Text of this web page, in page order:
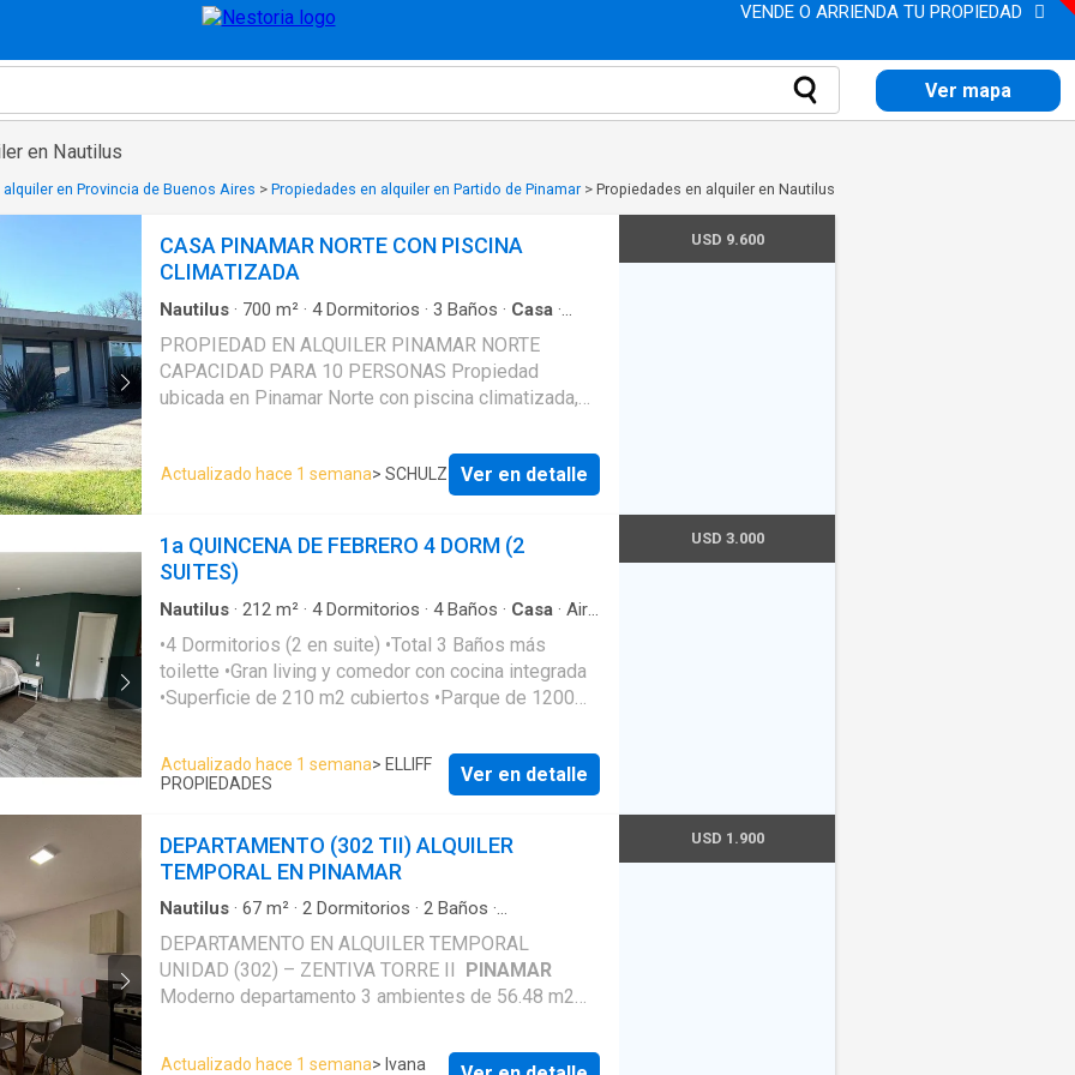
VENDE O ARRIENDA TU PROPIEDAD
Ver mapa
en Nautilus
en Provincia de Buenos Aires > Propiedades en alquiler en Partido de Pinamar > Propiedades en alquiler en Nautilus
CASA PINAMAR NORTE CON PISCINA
CLIMATIZADA
Nautilus · 700 m² · 4Dormitorios · 3 Baños · Casa ·
PROPIEDAD EN ALQUILER PINAMAR NORTE
CAPACIDAD PARA 10 PERSONAS Propiedad
ubicada en Pinamar Norte con piscina climatizada,
plata, compuesta por amplio living- comedor, cocina
completa Habitación matrimonial en suite
Habitaciones con una cama matrimonial Habitacion
Habitación de servicio con dos camas individuales
Actualizado hace 1 semana> SCHULZ Ver en detalle
USD 9.600
1a QUINCENA DE FEBRERO 4 DORM (2
SUITES)
Nautilus · 212 m² · 4Dormitorios · 4Baños · Casa · Aire
natural
•4 Dormitorios (2 en suite) •Total 3 Baños más
toilette •Gran living y comedor con cocina integrada
•Superficie de 210 m2 cubiertos •Parque de 1200
con lavarropas automático •Aire acondicionado en
todos los ambientes •Alarma monitoreada
•Ambientes espaciosos y luminosos •Súper
Langostinos Agregar 10% de inmobiliaria y
limpieza final Depósito de garantía 20%
Dependencia servicio Dormitorio en suite (2) Agua
corriente Desagüe cloacal Direc TV Internet
Teléfono Luz Luminosa
Actualizado hace 1 semana> ELLIFF
PROPIEDADES
Ver en detalle
USD 3.000
DEPARTAMENTO (302 TII) ALQUILER
TEMPORAL EN PINAMAR
Nautilus · 67 m² · 2 Dormitorios · 2 Baños ·
DEPARTAMENTO EN ALQUILER TEMPORAL
UNIDAD (302) – ZENTIVA TORRE II
PINAMAR
Moderno departamento 3 ambientes de 56.48 m2
total de 67.45 m2 con cochera, ubicado en
Actualizado hace 1 semana> Ivana
USD 1.900